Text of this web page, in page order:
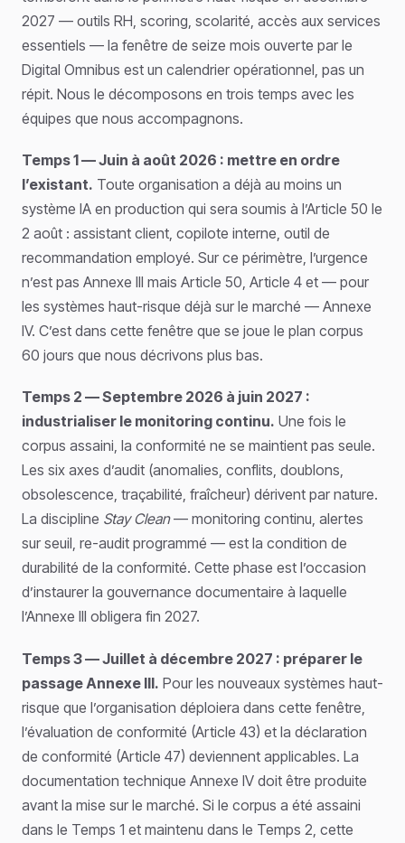
2027 — outils RH, scoring, scolarité, accès aux services
essentiels — la fenêtre de seize mois ouverte par le
Digital Omnibus est un calendrier opérationnel, pas un
répit. Nous le décomposons en trois temps avec les
équipes que nous accompagnons.
Temps 1 — Juin à août 2026 : mettre en ordre
l’existant. Toute organisation a déjà au moins un
système IA en production qui sera soumis à l’Article 50 le
2 août : assistant client, copilote interne, outil de
recommandation employé. Sur ce périmètre, l’urgence
n’est pas Annexe III mais Article 50, Article 4 et — pour
les systèmes haut-risque déjà sur le marché — Annexe
IV. C’est dans cette fenêtre que se joue le plan corpus
60 jours que nous décrivons plus bas.
Temps 2 — Septembre 2026 à juin 2027 :
industrialiser le monitoring continu. Une fois le
corpus assaini, la conformité ne se maintient pas seule.
Les six axes d’audit (anomalies, conflits, doublons,
obsolescence, traçabilité, fraîcheur) dérivent par nature.
La discipline Stay Clean— monitoring continu, alertes
sur seuil, re-audit programmé — est la condition de
durabilité de la conformité. Cette phase est l’occasion
d’instaurer la gouvernance documentaire à laquelle
l’Annexe III obligera fin 2027.
Temps 3 — Juillet à décembre 2027 : préparer le
passage Annexe III. Pour les nouveaux systèmes haut-
risque que l’organisation déploiera dans cette fenêtre,
l’évaluation de conformité (Article 43) et la déclaration
de conformité (Article 47) deviennent applicables. La
documentation technique Annexe IV doit être produite
avant la mise sur le marché. Si le corpus a été assaini
dans le Temps 1 et maintenu dans le Temps 2, cette